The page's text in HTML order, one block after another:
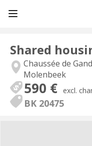
Shared
Chaussée de Gand
Molenbeek
590 € excl.
BK 20475